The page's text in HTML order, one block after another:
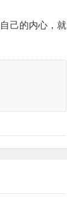
己的内心，就